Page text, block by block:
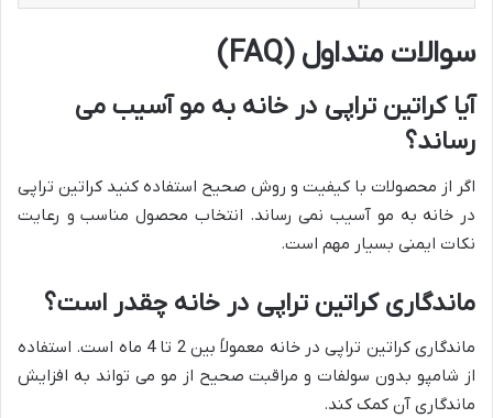
سوالات متداول (FAQ)
آیا کراتین تراپی در خانه به مو آسیب می
رساند؟
اگر از محصولات با کیفیت و روش صحیح استفاده کنید کراتین تراپی
در خانه به مو آسیب نمی رساند. انتخاب محصول مناسب و رعایت
نکات ایمنی بسیار مهم است.
ماندگاری کراتین تراپی در خانه چقدر است؟
ماندگاری کراتین تراپی در خانه معمولاً بین 2 تا 4 ماه است. استفاده
از شامپو بدون سولفات و مراقبت صحیح از مو می تواند به افزایش
ماندگاری آن کمک کند.